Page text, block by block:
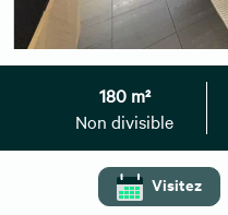
180 m²
Non divisible
Visitez
954 000 €
Vente bureau Annecy
Disponibilité : à convenir
Afficher le numéro